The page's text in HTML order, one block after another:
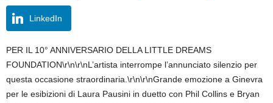
LinkedIn
PER IL 10° ANNIVERSARIO DELLA LITTLE DREAMS
FOUNDATION\r\n\r\nL’artista interrompe l’annunciato silenzio per
questa occasione straordinaria.\r\n\r\nGrande emozione a Ginevra
per le esibizioni di Laura Pausini in duetto con Phil Collins e Bryan